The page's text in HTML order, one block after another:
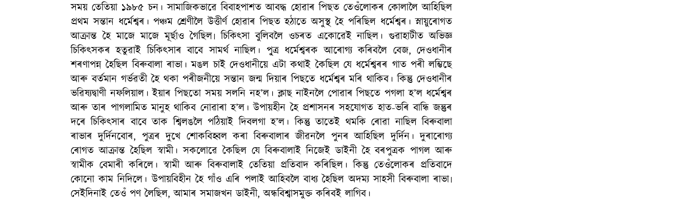
সময় তেতিয়া ১৯৮৫ চন। সামাজিকভাৱে বিবাহপাশত আবদ্ধ হোৱাৰ পিছত তেওঁলোকৰ কোলালৈ আহিছিল
প্ৰথম সন্তান ধৰ্মেশ্বৰ। পঞ্চম শ্ৰেণীলৈ উত্তীৰ্ণ হোৱাৰ পিছত হঠাতে অসুস্থ হৈ পৰিছিল ধৰ্মেশ্বৰ। স্নায়ুৰোগত
আক্ৰান্ত হৈ মাজে মাজে মূৰ্ছাও গৈছিল৷ চিকিত্সা বুলিবলৈ ওচৰত একোৱেই নাছিল। গুৱাহাটীত অভিজ্ঞ
চিকিত্সকৰ হতুৱাই চিকিত্সাৰ বাবে সামৰ্থ নাছিল। পু্ত্ৰ ধৰ্মেশ্বৰক আৰোগ্য কৰিবলৈ বেজ, দেওধানীৰ
শৰণাপন্ন হৈছিল বিৰুবালা ৰাভা। মঙল চাই দেওধানীয়ে এটা কথাই কৈছিল যে ধৰ্মেশ্বৰৰ গাত পৰী লম্ভিছে
আৰু বৰ্তমান গৰ্ভৱতী হৈ থকা পৰীজনীয়ে সন্তান জন্ম দিয়াৰ পিছতে ধৰ্মেশ্বৰ মৰি থাকিব। কিন্তু দেওধানীৰ
ভৱিষ্যদ্বাণী নফলিয়াল। ইয়াৰ পিছতো সময় সলনি নহ’ল। ক্লাছ নাইনলৈ পোৱাৰ পিছতে পগলা হ’ল ধৰ্মেশ্বৰ
আৰু তাৰ পাগলামিত মানুহ থাকিব নোৱাৰা হ’ল। উপায়হীন হৈ প্ৰশাসনৰ সহযোগত হাত-ভৰি বান্ধি জন্তুৰ
দৰে চিকিত্সাৰ বাবে তাক শ্বিলঙলৈ পঠিয়াই দিবলগা হ’ল। কিন্তু তাতেই থমকি ৰোৱা নাছিল বিৰুবালা
ৰাভাৰ দুৰ্দিনবোৰ, পুত্ৰৰ দুখে শোকবিহ্বল কৰা বিৰুবালাৰ জীৱনলৈ পুনৰ আহিছিল দুৰ্দিন। দুৰাৰোগ্য
ৰোগত আক্ৰান্ত হৈছিল স্বামী। সকলোৱে কৈছিল যে বিৰুবালাই নিজেই ডাইনী হৈ বৰপুত্ৰক পাগল আৰু
স্বামীক বেমাৰী কৰিলে। স্বামী আৰু বিৰুবালাই তেতিয়া প্ৰতিবাদ কৰিছিল। কিন্তু তেওঁলোকৰ প্ৰতিবাদে
কোনো কাম নিদিলে। উপায়বিহীন হৈ গাঁও এৰি পলাই আহিবলৈ বাধ্য হৈছিল অদম্য সাহসী বিৰুবালা ৰাভা৷
সেইদিনাই তেওঁ পণ লৈছিল, আমাৰ সমাজখন ডাইনী, অন্ধবিশ্বাসমুক্ত কৰিবই লাগিব।